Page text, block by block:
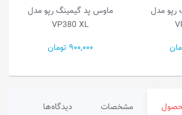
رپو مدل
ماوس پد گیمینگ رپو مدل
VP380 XL
900,000 تومان
مشخصات دیدگاه‌ها